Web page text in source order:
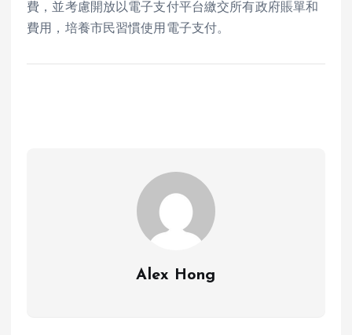
費，並考慮開放以電子支付平台繳交所有政府賬單和
費用，培養市民習慣使用電子支付。
Alex Hong